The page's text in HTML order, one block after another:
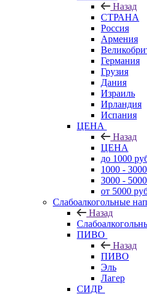
Назад
СТРАНА
Россия
Армения
Германия
Грузия
Дания
Израиль
Ирландия
Испания
ЦЕНА
Назад
ЦЕНА
до 1000
1000 -
3000 -
от 5000
Слабоалкогольные
Назад
ПИВО
Назад
ПИВО
Эль
Лагер
СИДР